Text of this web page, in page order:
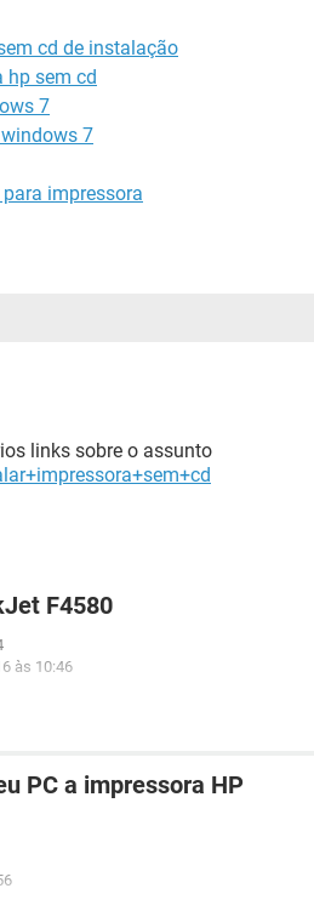
cd de instalação
hp sem cd
7
7
impressora
links sobre o assunto
F4580
às 10:46
PC a impressora HP